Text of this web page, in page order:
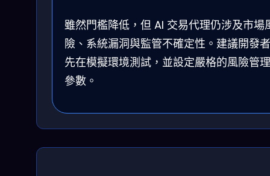
雖然門檻降低，但 AI 交易代理仍涉及市場
險、系統漏洞與監管不確定性。建議開發者
先在模擬環境測試，並設定嚴格的風險管理
參數。